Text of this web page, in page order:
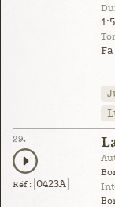
Fa
29.
Réf : 0423A